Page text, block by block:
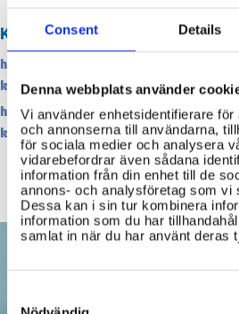
Consent Details
Denna webbplats använder
Vi använder enhetsidentifierare
och annonserna till användarna,
för sociala medier och analysera
vidarebefordrar även sådana
information från din enhet till de
annons- och analysföretag som vi
Dessa kan i sin tur kombinera
information som du har
samlat in när du har använt deras
Selection
KÄLLOR
https://polisen.se/tjanster-tillstand/
kort/
https://polisen.se/tjanster-tillstand/
kort/svar-pa-vanliga-fragor-om-